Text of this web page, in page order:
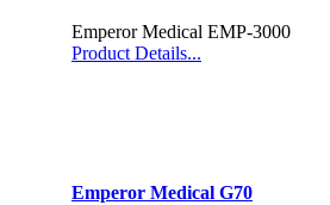
Emperor Medical EMP-3000
Product Details...
Emperor Medical G70